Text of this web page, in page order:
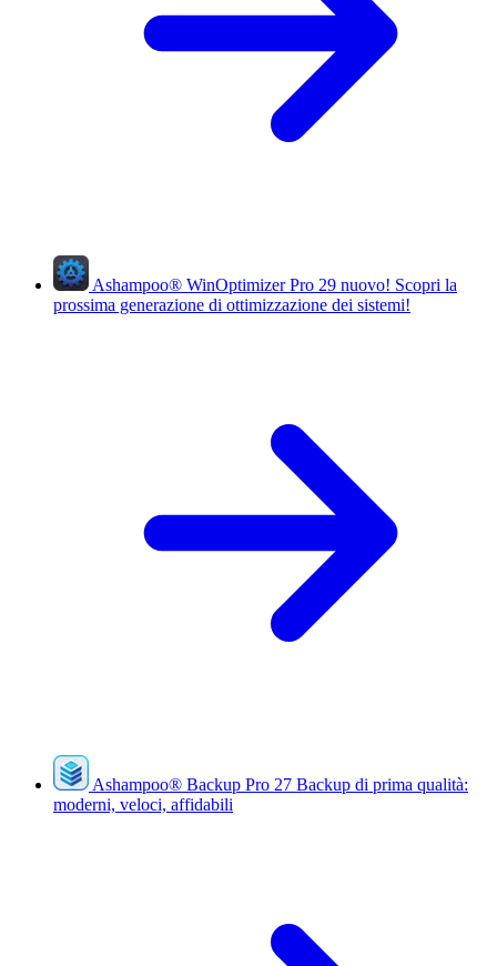
Ashampoo® WinOptimizer Pro 29 nuovo! Scopri la
prossima generazione di ottimizzazione dei sistemi!
Ashampoo® Backup Pro 27 Backup di prima qualità:
moderni, veloci, affidabili